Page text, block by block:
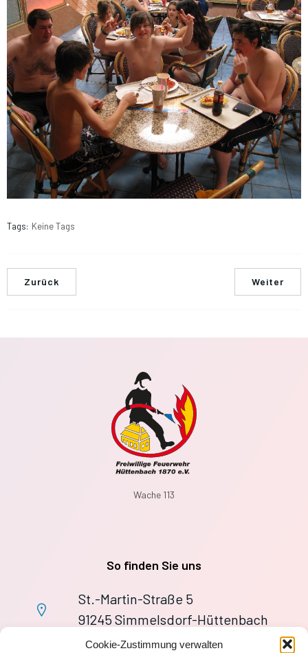
Cookie-Zustimmung verwalten
Tags: Keine Tags
Zurück Weiter
Wache 113
So finden Sie uns
St.-Martin-Straße 5
91245 Simmelsdorf-Hüttenbach
+49 9155 9279727